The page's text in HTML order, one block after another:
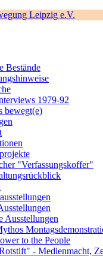
Bestände
1979-92
bewegt(e)
"Verfassungskoffer"
Ausstellungen
to the People
- Medienmacht,